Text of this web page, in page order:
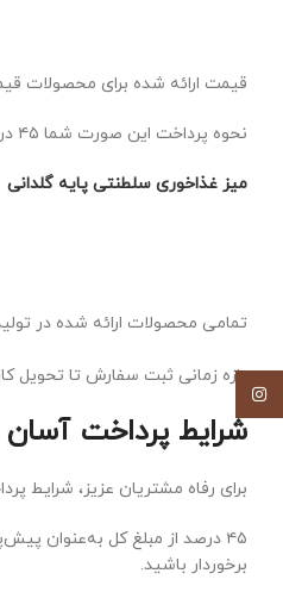
قیمت ارائه شده برای محصولات
نحوه پرداخت این صورت شما ۴۵ درصد از مبلغ را به عنوان پیش پرداخت مابقی مبلغ در زمان تحویل کارت شرکت باربری دریافت می گردد.
میز غذاخوری سلطنتی پایه گلدانی
تمامی محصولات ارائه شده در
بازه زمانی ثبت سفارش تا تحویل کار حدود ۲۰ روز کاری به طول خواهد انجامید شما می توانید از تمامی
شرایط پرداخت آسان
برای رفاه مشتریان عزیز، شرایط
۴۵ درصد از مبلغ کل به‌عنوان
برخوردار باشید.